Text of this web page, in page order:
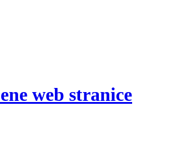
web stranice